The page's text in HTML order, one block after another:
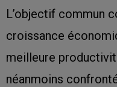
L’objectif commun
croissance
meilleure
néanmoins